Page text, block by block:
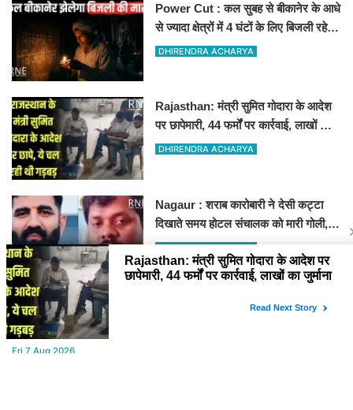
Power Cut : कल सुबह से बीकानेर के आधे
से ज्यादा क्षेत्रों में 4 घंटों के लिए बिजली रहेगी
गुल
DHIRENDRA ACHARYA
Rajasthan: मंत्री सुमित गोदारा के आदेश
पर छापेमारी, 44 फर्मों पर कार्रवाई, लाखों का
जुर्माना
DHIRENDRA ACHARYA
Nagaur : शराब कारोबारी ने देसी कट्टा
दिखाते समय होटल संचालक को मारी गोली,
जोधपुर रेफर करते समय एंबुलेंस पलटी, मौत
DHIRENDRA ACHARYA
Fri,7 Aug 2026